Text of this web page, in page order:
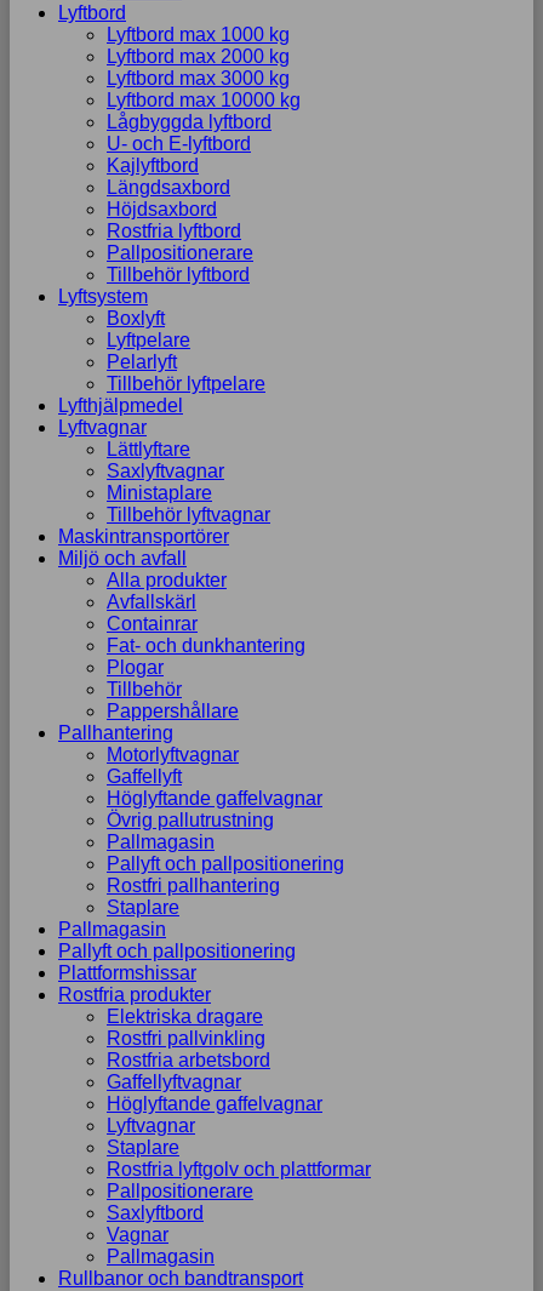
Lyftbord
Lyftbord max 1000 kg
Lyftbord max 2000 kg
Lyftbord max 3000 kg
Lyftbord max 10000 kg
Lågbyggda lyftbord
U- och E-lyftbord
Kajlyftbord
Längdsaxbord
Höjdsaxbord
Rostfria lyftbord
Pallpositionerare
Tillbehör lyftbord
Lyftsystem
Boxlyft
Lyftpelare
Pelarlyft
Tillbehör lyftpelare
Lyfthjälpmedel
Lyftvagnar
Lättlyftare
Saxlyftvagnar
Ministaplare
Tillbehör lyftvagnar
Maskintransportörer
Miljö och avfall
Alla produkter
Avfallskärl
Containrar
Fat- och dunkhantering
Plogar
Tillbehör
Pappershållare
Pallhantering
Motorlyftvagnar
Gaffellyft
Höglyftande gaffelvagnar
Övrig pallutrustning
Pallmagasin
Pallyft och pallpositionering
Rostfri pallhantering
Staplare
Pallmagasin
Pallyft och pallpositionering
Plattformshissar
Rostfria produkter
Elektriska dragare
Rostfri pallvinkling
Rostfria arbetsbord
Gaffellyftvagnar
Höglyftande gaffelvagnar
Lyftvagnar
Staplare
Rostfria lyftgolv och plattformar
Pallpositionerare
Saxlyftbord
Vagnar
Pallmagasin
Rullbanor och bandtransport